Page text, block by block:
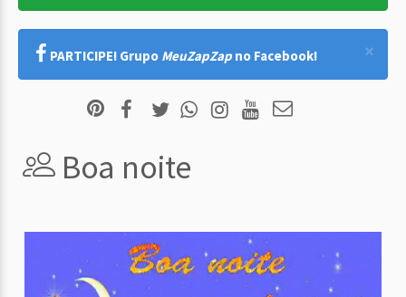
×
PARTICIPE! Grupo MeuZapZap no Facebook!
Boa noite